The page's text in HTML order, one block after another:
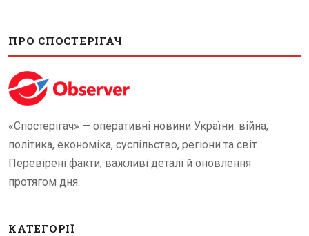
ПРО СПОСТЕРІГАЧ
«Спостерігач» — оперативні новини України: війна,
політика, економіка, суспільство, регіони та світ.
Перевірені факти, важливі деталі й оновлення
протягом дня.
КАТЕГОРІЇ